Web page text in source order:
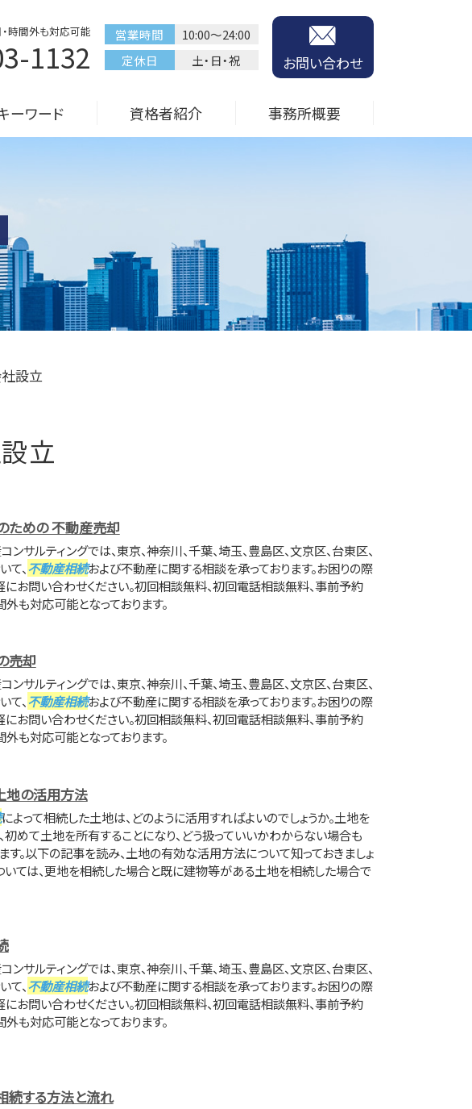
時間外も対応可能
1132
営業時間
10:00～24:00
定休日
土・日・祝 お問い合わせ
ーワード 資格者紹介 事務所概要
設立
立
ための 不動産売却
ンサルティングでは、東京、神奈川、千葉、埼玉、豊島区、文京区、台東区、
て、不動産相続および不動産に関する相談を承っております。お困りの際
にお問い合わせください。初回相談無料、初回電話相談無料、事前予約
外も対応可能となっております。
売却
ンサルティングでは、東京、神奈川、千葉、埼玉、豊島区、文京区、台東区、
て、不動産相続および不動産に関する相談を承っております。お困りの際
にお問い合わせください。初回相談無料、初回電話相談無料、事前予約
外も対応可能となっております。
地の活用方法
によって相続した土地は、どのように活用すればよいのでしょうか。土地を
初めて土地を所有することになり、どう扱っていいかわからない場合も
す。以下の記事を読み、土地の有効な活用方法について知っておきましょ
いては、更地を相続した場合と既に建物等がある土地を相続した場合で
ンサルティングでは、東京、神奈川、千葉、埼玉、豊島区、文京区、台東区、
て、不動産相続および不動産に関する相談を承っております。お困りの際
にお問い合わせください。初回相談無料、初回電話相談無料、事前予約
外も対応可能となっております。
続する方法と流れ